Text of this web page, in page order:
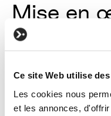
Ce site Web utilise
Les cookies nous
et les annonces,
Mise en
:
install -D
npx
Configuration:
source dans